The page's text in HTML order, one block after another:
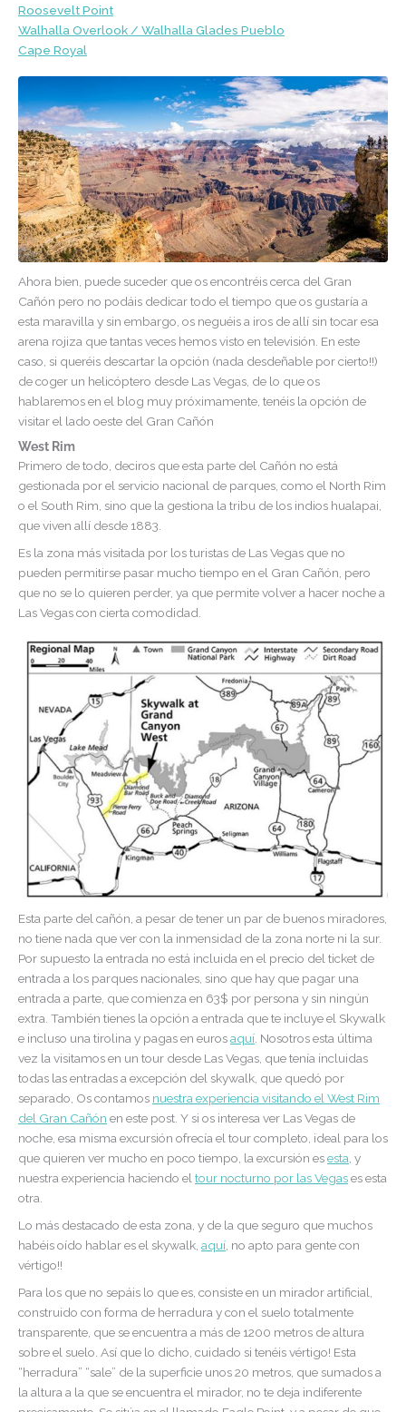
Roosevelt Point
Walhalla Overlook / Walhalla Glades Pueblo
Cape Royal
Ahora bien, puede suceder que os encontréis cerca del Gran
Cañón pero no podáis dedicar todo el tiempo que os gustaría a
esta maravilla y sin embargo, os neguéis a iros de allí sin tocar esa
arena rojiza que tantas veces hemos visto en televisión. En este
caso, si queréis descartar la opción (nada desdeñable por cierto!!)
de coger un helicóptero desde Las Vegas, de lo que os
hablaremos en el blog muy próximamente, tenéis la opción de
visitar el lado oeste del Gran Cañón
West Rim
Primero de todo, deciros que esta parte del Cañón no está
gestionada por el servicio nacional de parques, como el North Rim
o el South Rim, sino que la gestiona la tribu de los indios hualapai,
que viven allí desde 1883.
Es la zona más visitada por los turistas de Las Vegas que no
pueden permitirse pasar mucho tiempo en el Gran Cañón, pero
que no se lo quieren perder, ya que permite volver a hacer noche a
Las Vegas con cierta comodidad.
Esta parte del cañón, a pesar de tener un par de buenos miradores,
no tiene nada que ver con la inmensidad de la zona norte ni la sur.
Por supuesto la entrada no está incluida en el precio del ticket de
entrada a los parques nacionales, sino que hay que pagar una
entrada a parte, que comienza en 63$ por persona y sin ningún
extra. También tienes la opción a entrada que te incluye el Skywalk
e incluso una tirolina y pagas en eurosaquí . Nosotros esta última
vez la visitamos en un tour desde Las Vegas, que tenía incluidas
todas las entradas a excepción del skywalk, que quedó por
separado, Os contamos nuestra experiencia visitando el West Rim
del Gran Cañón en este post. Y si os interesa ver Las Vegas de
noche, esa misma excursión ofrecía el tour completo, ideal para los
que quieren ver mucho en poco tiempo, la excursión esesta , y
nuestra experiencia haciendo el tour nocturno por las Vegases esta
otra.
Lo más destacado de esta zona, y de la que seguro que muchos
habéis oído hablar es el skywalk, aquí , no apto para gente con
vértigo!!
Para los que no sepáis lo que es, consiste en un mirador artificial,
construido con forma de herradura y con el suelo totalmente
transparente, que se encuentra a más de 1200 metros de altura
sobre el suelo. Así que lo dicho, cuidado si tenéis vértigo! Esta
“herradura” “sale” de la superficie unos 20 metros, que sumados a
la altura a la que se encuentra el mirador, no te deja indiferente